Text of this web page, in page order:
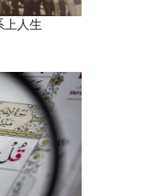
上人生